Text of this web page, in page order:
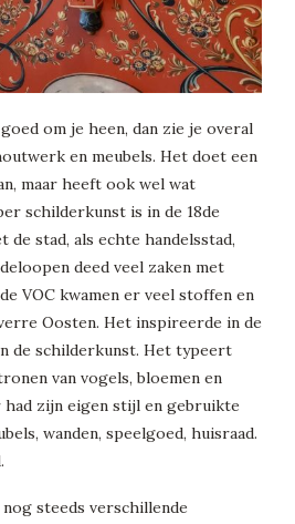
om je heen, dan zie je overal
en meubels. Het doet een
maar heeft ook wel wat
schilderkunst is in de 18de
de stad, als echte handelsstad,
deed veel zaken met
VOC kwamen er veel stoffen en
Oosten. Het inspireerde in de
de schilderkunst. Het typeert
van vogels, bloemen en
had zijn eigen stijl en gebruikte
wanden, speelgoed, huisraad.
steeds verschillende